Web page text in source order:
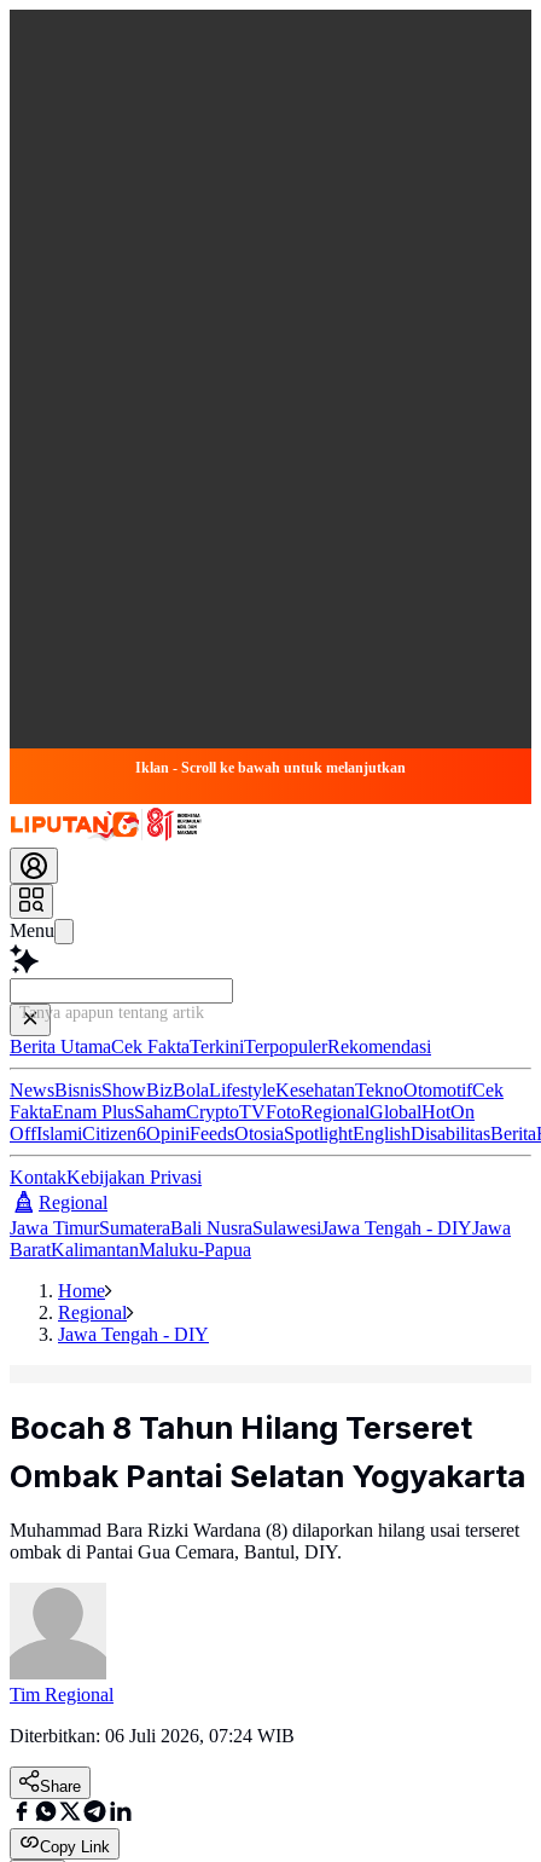
Iklan - Scroll ke bawah untuk melanjutkan
Menu
Tanya apapun tentang artikel ini...
Berita UtamaCek FaktaTerkiniTerpopulerRekomendasi
NewsBisnisShowBizBolaLifestyleKesehatanTeknoOtomotifCek
FaktaEnam PlusSahamCryptoTVFotoRegionalGlobalHotOn
OffIslamiCitizen6OpiniFeedsOtosiaSpotlightEnglishDisabilitasBerita
KontakKebijakan Privasi
Regional
Jawa TimurSumateraBali NusraSulawesiJawa Tengah - DIYJawa
BaratKalimantanMaluku-Papua
Home
Regional
Jawa Tengah - DIY
Bocah 8 Tahun Hilang Terseret
Ombak Pantai Selatan Yogyakarta
Muhammad Bara Rizki Wardana (8) dilaporkan hilang usai terseret
ombak di Pantai Gua Cemara, Bantul, DIY.
Tim Regional
Diterbitkan: 06 Juli 2026, 07:24 WIB
Share
Copy Link